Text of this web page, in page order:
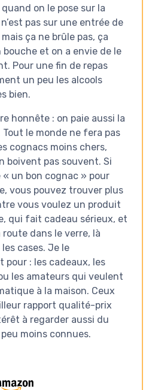
on le pose sur la
pas sur une entrée de
ça ne brûle pas, ça
et on a envie de le
Pour une fin de repas
un peu les alcools
bien.
honnête : on paie aussi la
le monde ne fera pas
cognacs moins chers,
boivent pas souvent. Si
un bon cognac » pour
vous pouvez trouver plus
vous voulez un produit
qui fait cadeau sérieux, et
dans le verre, là
cases. Je le
pour : les cadeaux, les
les amateurs qui veulent
à la maison. Ceux
rapport qualité-prix
à regarder aussi du
moins connues.